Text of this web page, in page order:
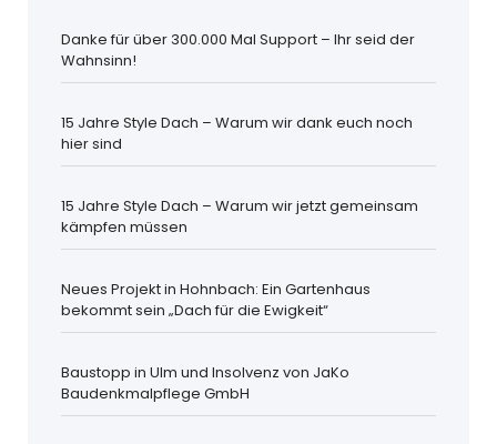
Danke für über 300.000 Mal Support – Ihr seid der
Wahnsinn!
15 Jahre Style Dach – Warum wir dank euch noch
hier sind
15 Jahre Style Dach – Warum wir jetzt gemeinsam
kämpfen müssen
Neues Projekt in Hohnbach: Ein Gartenhaus
bekommt sein „Dach für die Ewigkeit“
Baustopp in Ulm und Insolvenz von JaKo
Baudenkmalpflege GmbH